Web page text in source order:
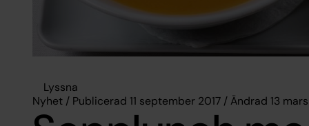
Lyssna
Nyhet / Publicerad 11 september 2017 / Ändrad 13